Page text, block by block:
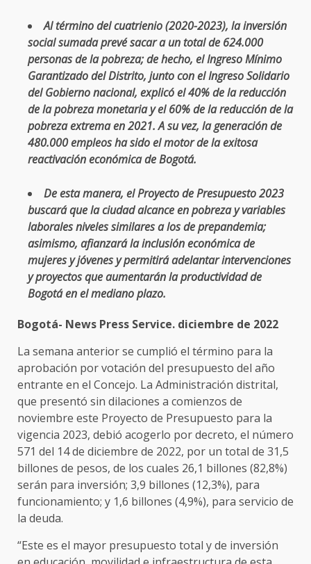
Al término del cuatrienio (2020-2023), la inversión
social sumada prevé sacar a un total de 624.000
personas de la pobreza; de hecho, el Ingreso Mínimo
Garantizado del Distrito, junto con el Ingreso Solidario
del Gobierno nacional, explicó el 40% de la reducción
de la pobreza monetaria y el 60% de la reducción de la
pobreza extrema en 2021. A su vez, la generación de
480.000 empleos ha sido el motor de la exitosa
reactivación económica de Bogotá.
De esta manera, el Proyecto de Presupuesto 2023
buscará que la ciudad alcance en pobreza y variables
laborales niveles similares a los de prepandemia;
asimismo, afianzará la inclusión económica de
mujeres y jóvenes y permitirá adelantar intervenciones
y proyectos que aumentarán la productividad de
Bogotá en el mediano plazo.
Bogotá- News Press Service. diciembre de 2022
La semana anterior se cumplió el término para la
aprobación por votación del presupuesto del año
entrante en el Concejo. La Administración distrital,
que presentó sin dilaciones a comienzos de
noviembre este Proyecto de Presupuesto para la
vigencia 2023, debió acogerlo por decreto, el número
571 del 14 de diciembre de 2022, por un total de 31,5
billones de pesos, de los cuales 26,1 billones (82,8%)
serán para inversión; 3,9 billones (12,3%), para
funcionamiento; y 1,6 billones (4,9%), para servicio de
la deuda.
“Este es el mayor presupuesto total y de inversión